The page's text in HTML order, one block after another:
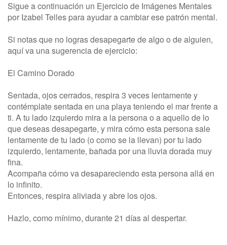
Sigue a continuación un Ejercicio de Imágenes Mentales
por Izabel Telles para ayudar a cambiar ese patrón mental.
Si notas que no logras desapegarte de algo o de alguien,
aquí va una sugerencia de ejercicio:
El Camino Dorado
Sentada, ojos cerrados, respira 3 veces lentamente y
contémplate sentada en una playa teniendo el mar frente a
ti. A tu lado izquierdo mira a la persona o a aquello de lo
que deseas desapegarte, y mira cómo esta persona sale
lentamente de tu lado (o como se la llevan) por tu lado
izquierdo, lentamente, bañada por una lluvia dorada muy
fina.
Acompaña cómo va desapareciendo esta persona allá en
lo infinito.
Entonces, respira aliviada y abre los ojos.
Hazlo, como mínimo, durante 21 días al despertar.